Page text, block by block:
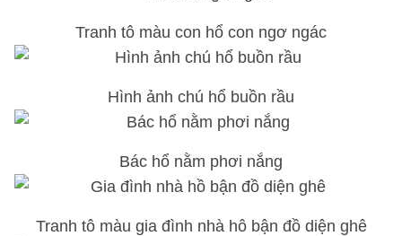
Tranh tô màu con hổ con ngơ ngác
Hình ảnh chú hổ buồn rầu
Bác hổ nằm phơi nắng
Tranh tô màu gia đình nhà hô bận đồ diện ghê